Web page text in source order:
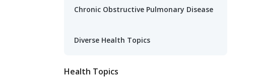
Chronic Obstructive Pulmonary Disease
Diverse Health Topics
Health Topics